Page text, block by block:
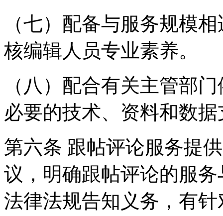
（七）配备与服务规模
核编辑人员专业素养。
（八）配合有关主管部
必要的技术、资料和数
第六条 跟帖评论服务提
议，明确跟帖评论的服
法律法规告知义务，有